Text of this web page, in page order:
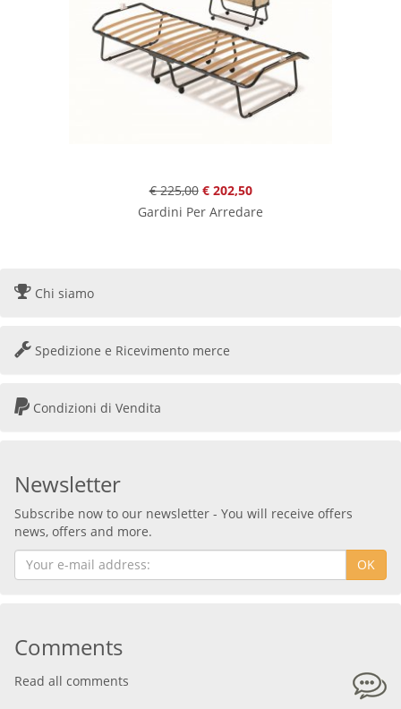
€ 225,00 € 202,50
Gardini Per Arredare
Chi siamo
Spedizione e Ricevimento merce
Condizioni di Vendita
Newsletter
Subscribe now to our newsletter - You will receive offers
news, offers and more.
OK
Comments
Read all comments